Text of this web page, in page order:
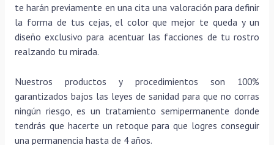
te harán previamente en una cita una valoración para definir
la forma de tus cejas, el color que mejor te queda y un
diseño exclusivo para acentuar las facciones de tu rostro
realzando tu mirada.
Nuestros productos y procedimientos son 100%
garantizados bajos las leyes de sanidad para que no corras
ningún riesgo, es un tratamiento semipermanente donde
tendrás que hacerte un retoque para que logres conseguir
una permanencia hasta de 4 años.